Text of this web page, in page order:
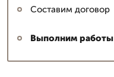
Составим договор
Выполним работы